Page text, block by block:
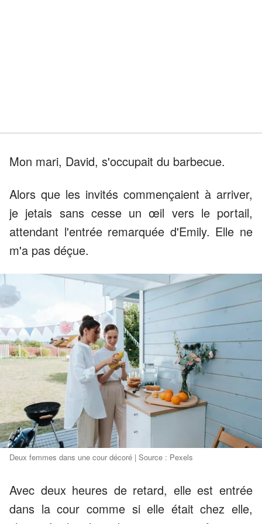
Mon mari, David, s'occupait du barbecue.
Alors que les invités commençaient à arriver,
je jetais sans cesse un œil vers le portail,
attendant l'entrée remarquée d'Emily. Elle ne
m'a pas déçue.
Deux femmes dans une cour décoré | Source : Pexels
Avec deux heures de retard, elle est entrée
dans la cour comme si elle était chez elle,